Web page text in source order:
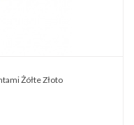
Żółte Złoto